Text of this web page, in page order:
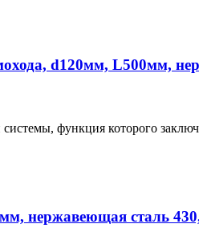
d120мм, L500мм,
функция которого
нержавеющая сталь